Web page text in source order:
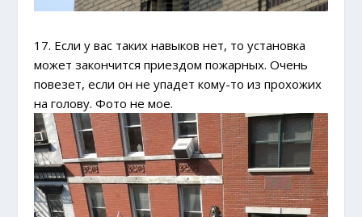
17. Если у вас таких навыков нет, то установка
может закончится приездом пожарных. Очень
повезет, если он не упадет кому-то из прохожих
на голову. Фото не мое.